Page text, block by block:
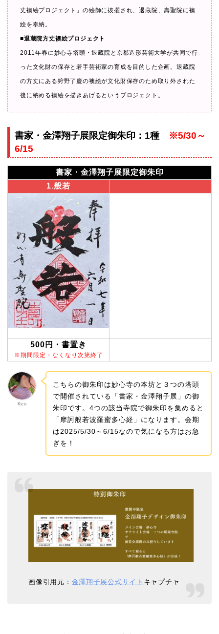
丈襖絵プロジェクト」の絵師に抜擢され、退蔵院、壽聖院に襖
絵を奉納。
■退蔵院方丈襖絵プロジェクト
2011年春に妙心寺塔頭・退蔵院と京都造形芸術大学が共同で行
った文化財の保存と若手芸術家の育成を目的した企画。退蔵院
の方丈にある狩野了慶の襖絵が文化財保存のため取り外された
後に納める襖絵を描きあげるというプロジェクト。
書家・金澤翔子展限定御朱印：1種 ※5/30～
6/15
書家・金澤翔子展限定御朱印
1.般若
500円・書置き
※期間限定・なくなり次第終了
Kico
こちらの御朱印は妙心寺の本坊と３つの塔頭
で開催されている「書家・金澤翔子展」の御
朱印です。4つの該当寺院で御朱印を集めると
「摩訶般若波羅蜜多心経」になります。会期
は2025/5/30～6/15なので気になる方はお急
ぎを！
画像引用元： 金澤翔子展公式サイト キャプチャ